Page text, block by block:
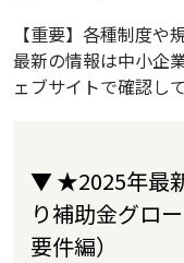
【重要】各種制度や
最新の情報は中小企
ェブサイトで確認し
▼ ★2025年最
り補助金グロ
要件編）